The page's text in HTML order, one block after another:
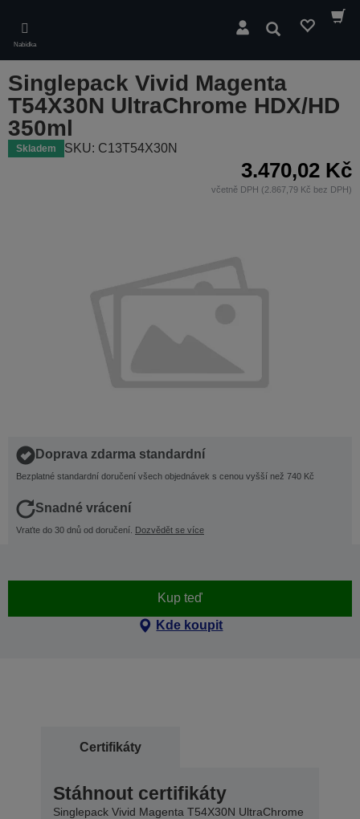
main
content
Nabídka
Hledat
Singlepack Vivid Magenta
T54X30N UltraChrome HDX/HD
350ml
Skladem SKU: C13T54X30N
3.470,02 Kč
včetně DPH (2.867,79 Kč bez DPH)
Doprava zdarma standardní
Bezplatné standardní doručení všech objednávek s cenou vyšší než 740 Kč
Snadné vrácení
Vraťte do 30 dnů od doručení. Dozvědět se více
Kup teď
Kde koupit
Certifikáty
Stáhnout certifikáty
Singlepack Vivid Magenta T54X30N UltraChrome